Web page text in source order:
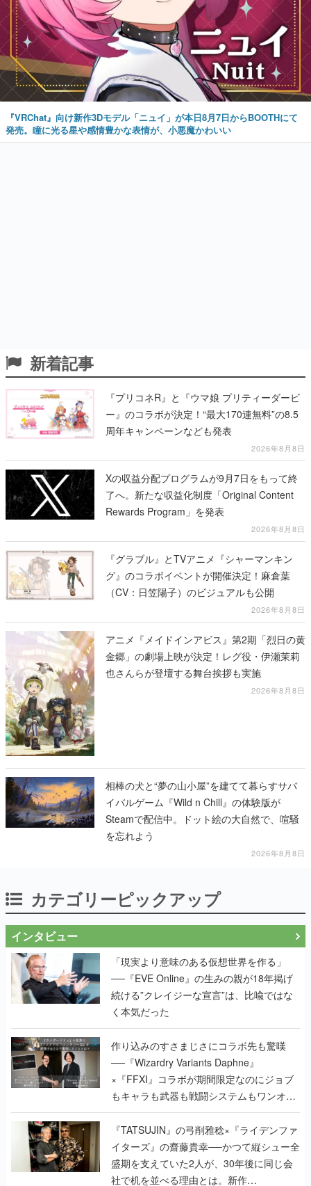
『VRChat』向け新作3Dモデル「ニュイ」が本日8月7日からBOOTHにて
発売。瞳に光る星や感情豊かな表情が、小悪魔かわいい
新着記事
『プリコネR』と『ウマ娘 プリティーダービ
ー』のコラボが決定！“最大170連無料”の8.5
周年キャンペーンなども発表
2026年8月8日
Xの収益分配プログラムが9月7日をもって終
了へ。新たな収益化制度「Original Content
Rewards Program」を発表
2026年8月8日
『グラブル』とTVアニメ『シャーマンキン
グ』のコラボイベントが開催決定！麻倉葉
（CV：日笠陽子）のビジュアルも公開
2026年8月8日
アニメ『メイドインアビス』第2期「烈日の黄
金郷」の劇場上映が決定！レグ役・伊瀬茉莉
也さんらが登壇する舞台挨拶も実施
2026年8月8日
相棒の犬と“夢の山小屋”を建てて暮らすサバ
イバルゲーム『Wild n Chill』の体験版が
Steamで配信中。ドット絵の大自然で、喧騒
を忘れよう
2026年8月8日
カテゴリーピックアップ
インタビュー
「現実より意味のある仮想世界を作る」
──『EVE Online』の生みの親が18年掲げ
続ける”クレイジーな宣言”は、比喩ではな
く本気だった
作り込みのすさまじさにコラボ先も驚嘆
──『Wizardry Variants Daphne』
×『FFXI』コラボが期間限定なのにジョブ
もキャラも武器も戦闘システムもワンオフ
で作り込まれた理由を両ディレクターに聞
く
『TATSUJIN』の弓削雅稔×『ライデンファ
イターズ』の齋藤貴幸──かつて縦シュー全
盛期を支えていた2人が、30年後に同じ会
社で机を並べる理由とは。新作